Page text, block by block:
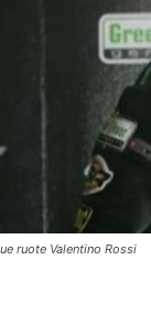
ruote Valentino Rossi